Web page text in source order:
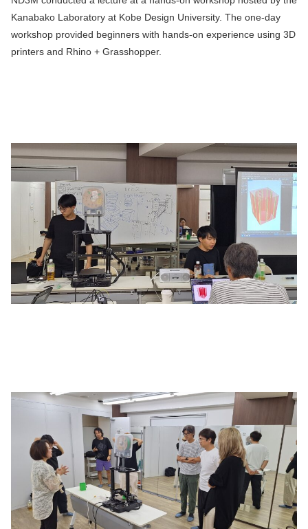
Kanabako Laboratory at Kobe Design University. The one-day
workshop provided beginners with hands-on experience using 3D
printers and Rhino + Grasshopper.